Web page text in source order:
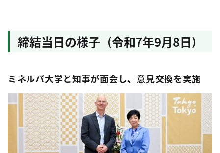
締結当日の様子（令和7年9月8日）
ミネルバ大学と知事が面会し、意見交換を実施